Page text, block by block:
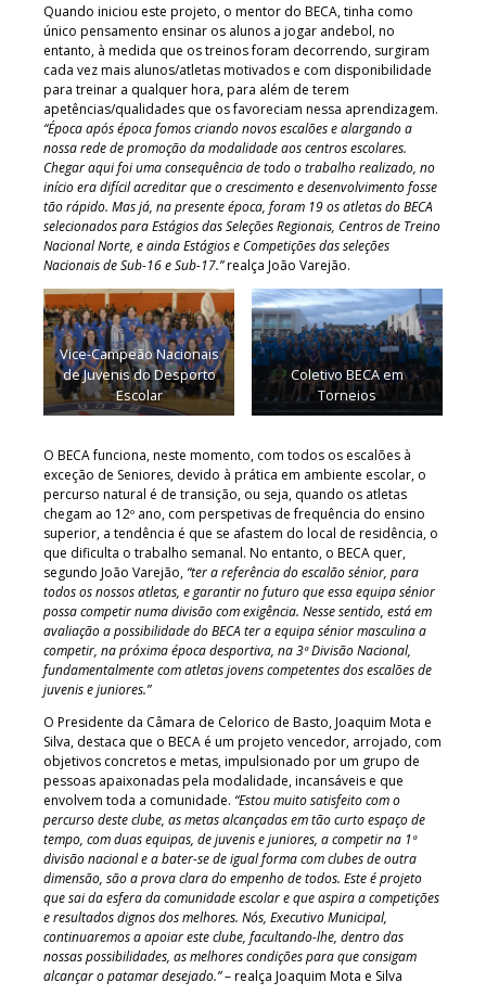
Quando iniciou este projeto, o mentor do BECA, tinha como
único pensamento ensinar os alunos a jogar andebol, no
entanto, à medida que os treinos foram decorrendo, surgiram
cada vez mais alunos/atletas motivados e com disponibilidade
para treinar a qualquer hora, para além de terem
apetências/qualidades que os favoreciam nessa aprendizagem.
“Época após época fomos criando novos escalões e alargando a
nossa rede de promoção da modalidade aos centros escolares.
Chegar aqui foi uma consequência de todo o trabalho realizado, no
início era difícil acreditar que o crescimento e desenvolvimento fosse
tão rápido. Mas já, na presente época, foram 19 os atletas do BECA
selecionados para Estágios das Seleções Regionais, Centros de Treino
Nacional Norte, e ainda Estágios e Competições das seleções
Nacionais de Sub-16 e Sub-17.”realça João Varejão.
Vice-Campeão Nacionais
de Juvenis do Desporto
Escolar
Coletivo BECA em
Torneios
O BECA funciona, neste momento, com todos os escalões à
exceção de Seniores, devido à prática em ambiente escolar, o
percurso natural é de transição, ou seja, quando os atletas
chegam ao 12º ano, com perspetivas de frequência do ensino
superior, a tendência é que se afastem do local de residência, o
que dificulta o trabalho semanal. No entanto, o BECA quer,
segundo João Varejão,“ter a referência do escalão sénior, para
todos os nossos atletas, e garantir no futuro que essa equipa sénior
possa competir numa divisão com exigência. Nesse sentido, está em
avaliação a possibilidade do BECA ter a equipa sénior masculina a
competir, na próxima época desportiva, na 3ª Divisão Nacional,
fundamentalmente com atletas jovens competentes dos escalões de
juvenis e juniores.”
O Presidente da Câmara de Celorico de Basto, Joaquim Mota e
Silva, destaca que o BECA é um projeto vencedor, arrojado, com
objetivos concretos e metas, impulsionado por um grupo de
pessoas apaixonadas pela modalidade, incansáveis e que
envolvem toda a comunidade. “Estou muito satisfeito com o
percurso deste clube, as metas alcançadas em tão curto espaço de
tempo, com duas equipas, de juvenis e juniores, a competir na 1ª
divisão nacional e a bater-se de igual forma com clubes de outra
dimensão, são a prova clara do empenho de todos. Este é projeto
que sai da esfera da comunidade escolar e que aspira a competições
e resultados dignos dos melhores. Nós, Executivo Municipal,
continuaremos a apoiar este clube, facultando-lhe, dentro das
nossas possibilidades, as melhores condições para que consigam
alcançar o patamar desejado.”– realça Joaquim Mota e Silva